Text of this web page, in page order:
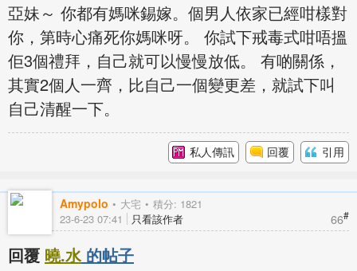
亞妹～ 你都有媽咪錫嫁。個男人依家已經咁樣對
你，第時心痛死你媽咪呀。 你試下戒毒式咁唔搵
佢3個禮拜，自己就可以慢慢放低。 有啲關係，
其實2個人一齊，比自己一個變更差，就試下叫
自己清醒一下。
私人傳訊 回覆 引用
Amypolo 大宅 積分: 1821
66#
23-6-23 07:41 只看該作者
回覆 曉.水的帖子